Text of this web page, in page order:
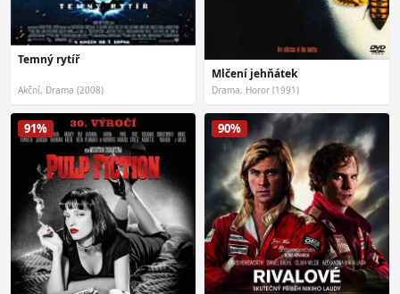
Temný rytíř
Akční, Drama (2008)
Mlčení jehňátek
Drama, Horor (1991)
91% 90%